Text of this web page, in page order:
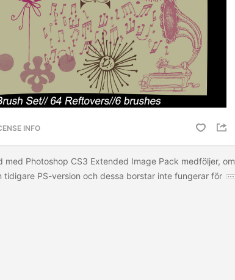
INFO
med Photoshop CS3 Extended Image Pack medföljer, om
tidigare PS-version och dessa borstar inte fungerar för